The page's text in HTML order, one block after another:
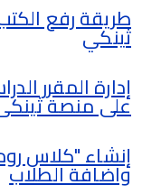
طريقة رفع
ثينكي
إدارة المقرر
على منصة
إنشاء "كلاس
واضافة الطلاب